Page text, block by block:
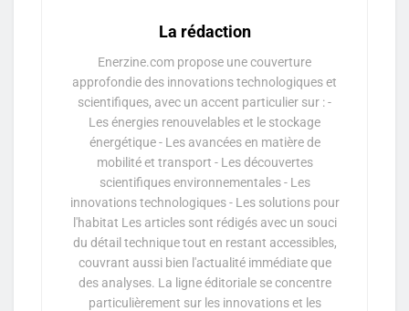
La rédaction
Enerzine.com propose une couverture
approfondie des innovations technologiques et
scientifiques, avec un accent particulier sur : -
Les énergies renouvelables et le stockage
énergétique - Les avancées en matière de
mobilité et transport - Les découvertes
scientifiques environnementales - Les
innovations technologiques - Les solutions pour
l'habitat Les articles sont rédigés avec un souci
du détail technique tout en restant accessibles,
couvrant aussi bien l'actualité immédiate que
des analyses. La ligne éditoriale se concentre
particulièrement sur les innovations et les